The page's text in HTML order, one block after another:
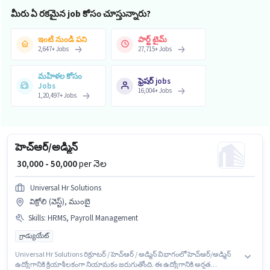
మీరు ఏ రకమైన job కోసం చూస్తున్నారు?
ఇంటి నుండి పని
2,647+Jobs
పార్ట్ టైమ్
27,715+Jobs
మహిళల కోసం
Jobs
1,20,497+Jobs
ఫ్రెషర్ jobs
16,004+Jobs
హెచ్ఆర్/అడ్మిన్
₹ 30,000 - 50,000per నెల
Universal Hr Solutions
విక్రోలి (వెస్ట్), ముంబై
Skills: HRMS, Payroll Management
గ్రాడ్యుయేట్
Universal Hr Solutions రిక్రూటర్ / హెచ్ఆర్ / అడ్మిన్ విభాగంలో హెచ్ఆర్/అడ్మిన్
ఉద్యోగానికి క్రియాశీలకంగా నియామకం జరుగుతోంది. ఈ ఉద్యోగానికి అర్హత